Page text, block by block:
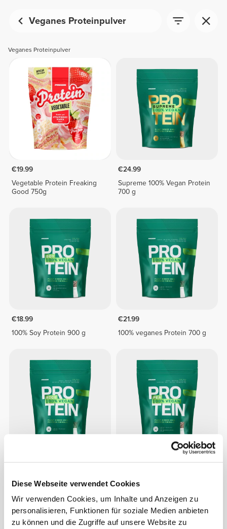
Diese Webseite verwendet Cookies
Wir verwenden Cookies, um Inhalte und Anzeigen zu
personalisieren, Funktionen für soziale Medien anbieten
zu können und die Zugriffe auf unsere Website zu
Veganes Proteinpulver
Veganes Proteinpulver
€19.99
Vegetable Protein Freaking
Good 750g
€24.99
Supreme 100% Vegan Protein
700 g
€18.99
100% Soy Protein 900 g
€21.99
100% veganes Protein 700 g
€16.99
€19.99